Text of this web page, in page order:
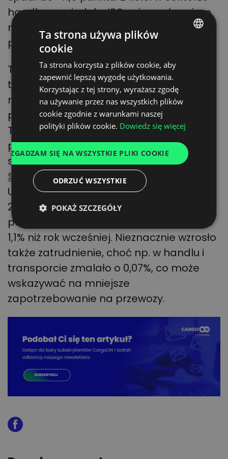
handlowym indeks IFO osiągnął poziom
najlepszy od czerwca br. i wyniósł -20
punktów.
Te wyniki nie oznaczają jeszcze zmiany
trendów gospodarczych, ale dają
nadzieję, że spowolnienie gospodarcze
przybierze w Europie łagodniejszą formę.
Tym bardziej, że umiarkowany optymizm
przedsiębiorców potwierdzają dane
statystyczne. Według danych
Statistisches Bundesamt(Federalnego
Urzędu Statystycznego) za trzeci kwartał
2022 r. niemiecki PKB wzrósł o 0,03% w
porównaniu z poprzednim kwartałem i o
1,1% niż rok wcześniej. Nieznacznie wzrosło
także zatrudnienie, choć np. w handlu i
transporcie zmalało o 0,07%, co może
wskazywać na mniejsze
zapotrzebowanie na przewozy.
ENGLISH
GERMAN
UKRAINIAN
FRENCH
Ta strona używa plików
cookie
Ta strona korzysta z plików cookie, aby
zapewnić lepszą wygodę użytkowania.
Korzystając z tej strony, wyrażasz zgodę
na używanie przez nas wszystkich plików
cookie zgodnie z warunkami naszej
polityki plików cookie. Dowiedz się więcej
ZGADZAM SIĘ NA WSZYSTKIE PLIKI COOKIE
ODRZUĆ WSZYSTKIE
POKAŻ SZCZEGÓŁY